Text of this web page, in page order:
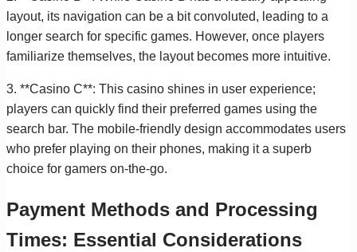
layout, its navigation can be a bit convoluted, leading to a
longer search for specific games. However, once players
familiarize themselves, the layout becomes more intuitive.
3. **Casino C**: This casino shines in user experience;
players can quickly find their preferred games using the
search bar. The mobile-friendly design accommodates users
who prefer playing on their phones, making it a superb
choice for gamers on-the-go.
Payment Methods and Processing
Times: Essential Considerations